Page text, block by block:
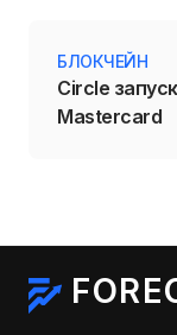
БЛОКЧЕЙН
Circle
Mastercard